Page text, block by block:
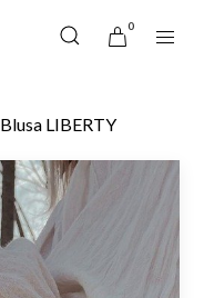
0
Blusa LIBERTY